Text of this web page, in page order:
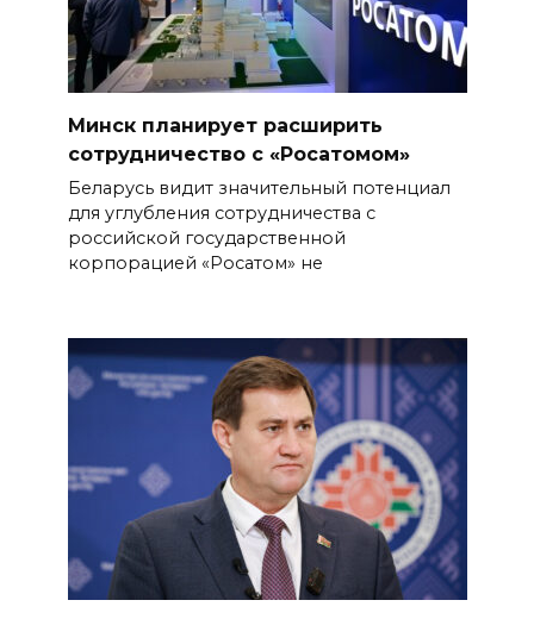
Минск планирует расширить
сотрудничество с «Росатомом»
Беларусь видит значительный потенциал
для углубления сотрудничества с
российской государственной
корпорацией «Росатом» не